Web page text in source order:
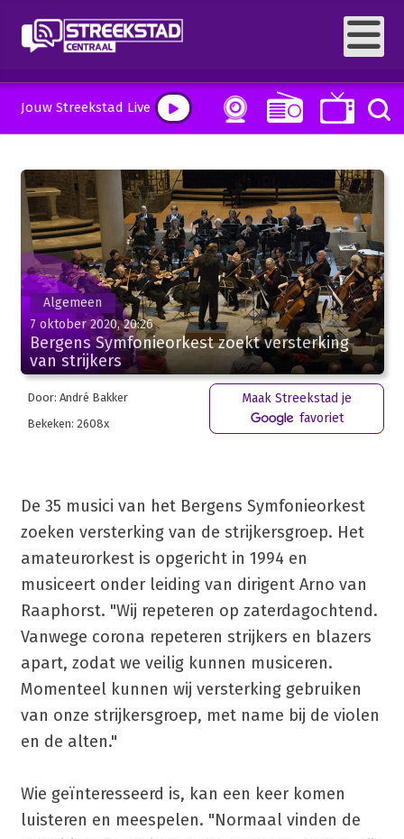
Jouw Streekstad Live
Algemeen
7 oktober 2020, 20:26
Bergens Symfonieorkest zoekt versterking
van strijkers
Door: André Bakker
Bekeken: 2608x
Maak Streekstad je
favoriet
De 35 musici van het Bergens Symfonieorkest
zoeken versterking van de strijkersgroep. Het
amateurorkest is opgericht in 1994 en
musiceert onder leiding van dirigent Arno van
Raaphorst. "Wij repeteren op zaterdagochtend.
Vanwege corona repeteren strijkers en blazers
apart, zodat we veilig kunnen musiceren.
Momenteel kunnen wij versterking gebruiken
van onze strijkersgroep, met name bij de violen
en de alten."
Wie geïnteresseerd is, kan een keer komen
luisteren en meespelen. "Normaal vinden de